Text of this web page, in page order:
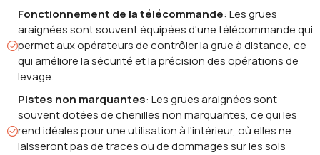
Fonctionnement de la télécommande: Les grues
araignées sont souvent équipées d'une télécommande qui
permet aux opérateurs de contrôler la grue à distance, ce
qui améliore la sécurité et la précision des opérations de
levage.
Pistes non marquantes: Les grues araignées sont
souvent dotées de chenilles non marquantes, ce qui les
rend idéales pour une utilisation à l'intérieur, où elles ne
laisseront pas de traces ou de dommages sur les sols